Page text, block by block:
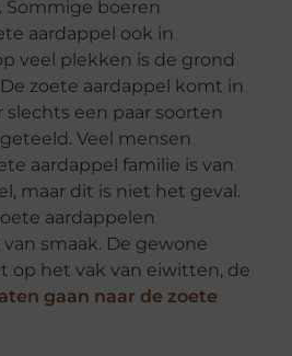
Sommige boeren
aardappel ook in
veel plekken is de grond
zoete aardappel komt in
slechts een paar soorten
Veel mensen
aardappel familie is van
maar dit is niet het geval.
aardappelen
smaak. De gewone
op het vak van eiwitten, de
gaan naar de zoete